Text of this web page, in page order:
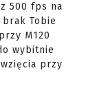
500 fps na
Tobie
M120
wybitnie
przy